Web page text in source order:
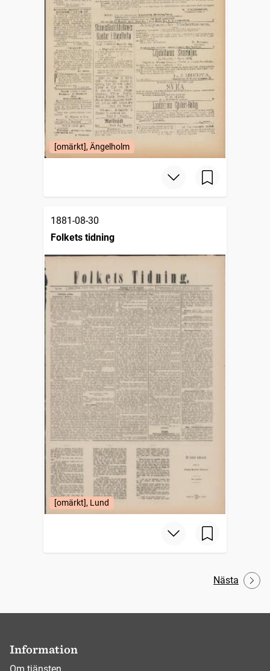
[omärkt], Ängelholm
1881-08-30
Folkets tidning
[omärkt], Lund
Nästa
Information